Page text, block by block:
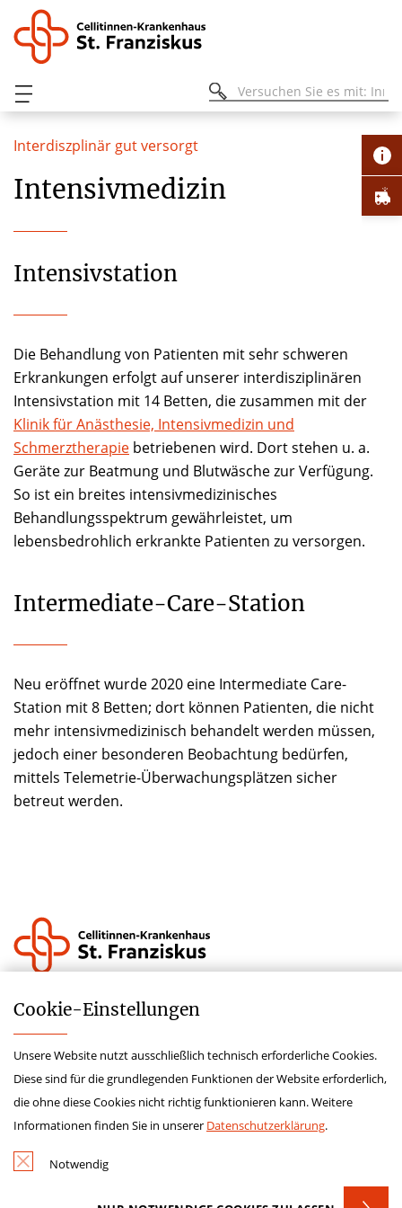
Interdiszplinär gut versorgt
Intensivmedizin
Intensivstation
Die Behandlung von Patienten mit sehr schweren
Erkrankungen erfolgt auf unserer interdisziplinären
Intensivstation mit 14 Betten, die zusammen mit der
Klinik für Anästhesie, Intensivmedizin und
Schmerztherapie betriebenen wird. Dort stehen u. a.
Geräte zur Beatmung und Blutwäsche zur Verfügung.
So ist ein breites intensivmedizinisches
Behandlungsspektrum gewährleistet, um
lebensbedrohlich erkrankte Patienten zu versorgen.
Intermediate-Care-Station
Neu eröffnet wurde 2020 eine Intermediate Care-
Station mit 8 Betten; dort können Patienten, die nicht
mehr intensivmedizinisch behandelt werden müssen,
jedoch einer besonderen Beobachtung bedürfen,
mittels Telemetrie-Überwachungsplätzen sicher
betreut werden.
Impressum
Lieferkettensorgfaltspflichtengesetz
Krankenhauszukunftsfonds
Hinweisgeberschutz
Kontakt
Cookie-­Einstellungen
Unsere Website nutzt ausschließlich technisch erforderliche Cookies.
Diese sind für die grundlegenden Funktionen der Website erforderlich,
die ohne diese Cookies nicht richtig funktionieren kann. Weitere
Informationen finden Sie in unserer Datenschutzerklärung.
Notwendig